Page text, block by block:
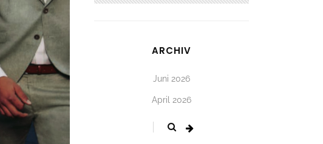
ARCHIV
Juni 2026
April 2026